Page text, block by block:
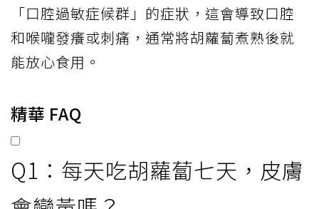
「口腔過敏症候群」的症狀，這會導致口腔
和喉嚨發癢或刺痛，通常將胡蘿蔔煮熟後就
能放心食用。
精華 FAQ
Q1：每天吃胡蘿蔔七天，皮膚